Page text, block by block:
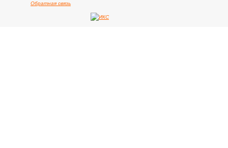
Обратная связь